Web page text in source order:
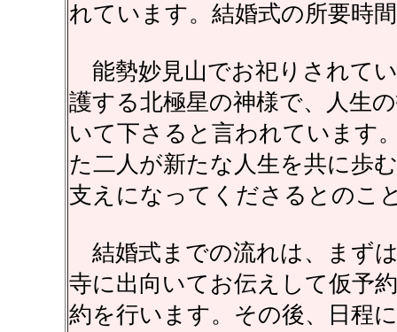
れています。結婚式の所要時
能勢妙見山でお祀りされて
護する北極星の神様で、人生
いて下さると言われています
た二人が新たな人生を共に歩
支えになってくださるとのこ
結婚式までの流れは、まず
寺に出向いてお伝えして仮予
約を行います。その後、日程